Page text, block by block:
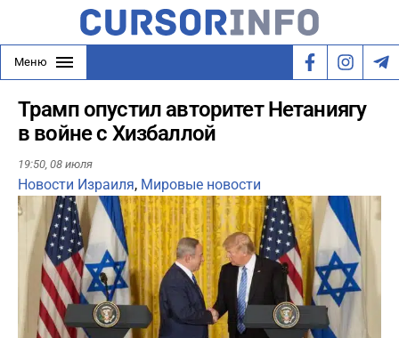
Меню
Трамп опустил авторитет Нетаниягу
в войне с Хизбаллой
19:50, 08 июля
Новости Израиля, Мировые новости